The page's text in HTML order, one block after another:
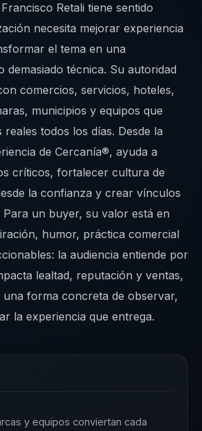
Retali tiene sentido
necesita mejorar experiencia
el tema en una
demasiado técnica. Su autoridad
comercios, servicios, hoteles,
municipios y equipos que
todos los días. Desde la
de Cercanía®, ayuda a
críticos, fortalecer cultura de
la confianza y crear vínculos
Para un buyer, su valor está en
humor, práctica comercial
la audiencia entiende por
lealtad, reputación y ventas,
una forma concreta de observar,
la experiencia que entrega.
y equipos conviertan cada